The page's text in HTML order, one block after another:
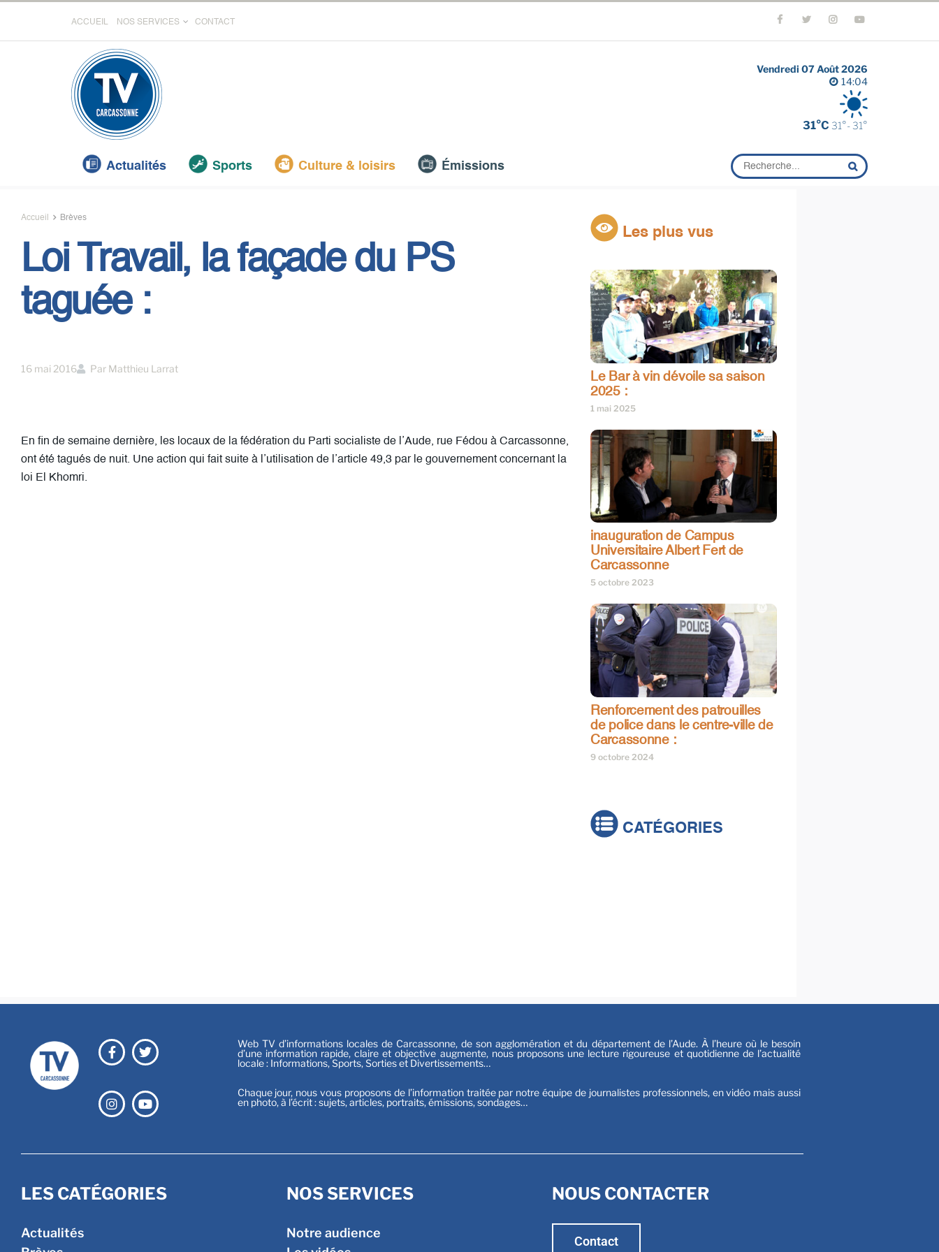
ACCUEIL NOS SERVICES CONTACT
Vendredi 07 Août 2026
14:04
31°C 31°- 31°
Actualités Sports Culture & loisirs Émissions
Accueil Brèves
Loi Travail, la façade du PS
taguée :
16 mai 2016 Par Matthieu Larrat
En fin de semaine dernière, les locaux de la fédération du Parti socialiste de l’Aude, rue Fédou à Carcassonne,
ont été tagués de nuit. Une action qui fait suite à l’utilisation de l’article 49,3 par le gouvernement concernant la
loi El Khomri.
Les plus vus
Le Bar à vin dévoile sa saison
2025 :
1 mai 2025
inauguration de Campus
Universitaire Albert Fert de
Carcassonne
5 octobre 2023
Renforcement des patrouilles
de police dans le centre-ville de
Carcassonne :
9 octobre 2024
CATÉGORIES
Web TV d’informations locales de Carcassonne, de son agglomération et du département de l’Aude. À l’heure où le besoin
d’une information rapide, claire et objective augmente, nous proposons une lecture rigoureuse et quotidienne de l’actualité
locale : Informations, Sports, Sorties et Divertissements…
Chaque jour, nous vous proposons de l’information traitée par notre équipe de journalistes professionnels, en vidéo mais aussi
en photo, à l’écrit : sujets, articles, portraits, émissions, sondages…
LES CATÉGORIES
Actualités
NOS SERVICES
Notre audience
NOUS CONTACTER
Contact